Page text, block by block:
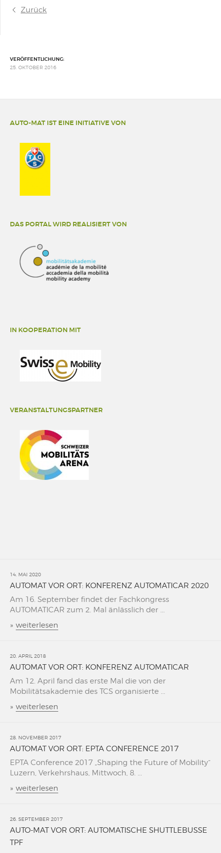
Zurück
VERÖFFENTLICHUNG:
25. OKTOBER 2016
AUTO-MAT IST EINE INITIATIVE VON
DAS PORTAL WIRD REALISIERT VON
IN KOOPERATION MIT
VERANSTALTUNGSPARTNER
14. MAI 2020
AUTOMAT VOR ORT: KONFERENZ AUTOMATICAR 2020
Am 16. September findet der Fachkongress
AUTOMATICAR zum 2. Mal änlässlich der ...
» weiterlesen
20. APRIL 2018
AUTOMAT VOR ORT: KONFERENZ AUTOMATICAR
Am 12. April fand das erste Mal die von der
Mobilitätsakademie des TCS organisierte ...
» weiterlesen
28. NOVEMBER 2017
AUTOMAT VOR ORT: EPTA CONFERENCE 2017
EPTA Conference 2017 „Shaping the Future of Mobility“
Luzern, Verkehrshaus, Mittwoch, 8. ...
» weiterlesen
26. SEPTEMBER 2017
AUTO-MAT VOR ORT: AUTOMATISCHE SHUTTLEBUSSE
TPF